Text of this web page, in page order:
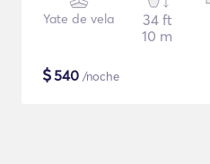
Yate de vela
34 ft
10 m
$540 /noche